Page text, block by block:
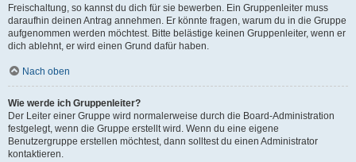
Freischaltung, so kannst du dich für sie bewerben. Ein Gruppenleiter muss
daraufhin deinen Antrag annehmen. Er könnte fragen, warum du in die Gruppe
aufgenommen werden möchtest. Bitte belästige keinen Gruppenleiter, wenn er
dich ablehnt, er wird einen Grund dafür haben.
Nach oben
Wie werde ich Gruppenleiter?
Der Leiter einer Gruppe wird normalerweise durch die Board-Administration
festgelegt, wenn die Gruppe erstellt wird. Wenn du eine eigene
Benutzergruppe erstellen möchtest, dann solltest du einen Administrator
kontaktieren.